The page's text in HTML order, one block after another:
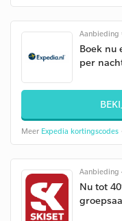
Aanbieding
Boek nu
per
Meer Expedia kortingscodes
Aanbieding
Nu tot